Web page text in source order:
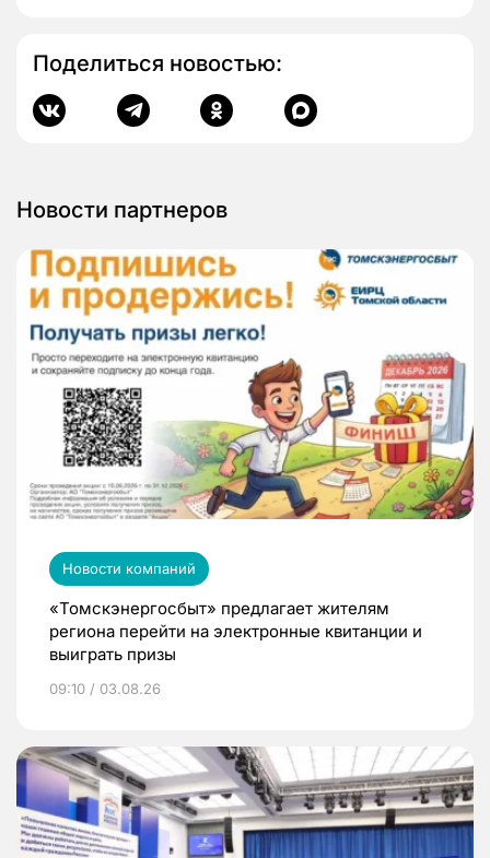
Поделиться новостью:
Новости партнеров
Новости компаний
«Томскэнергосбыт» предлагает жителям
региона перейти на электронные квитанции и
выиграть призы
09:10 / 03.08.26